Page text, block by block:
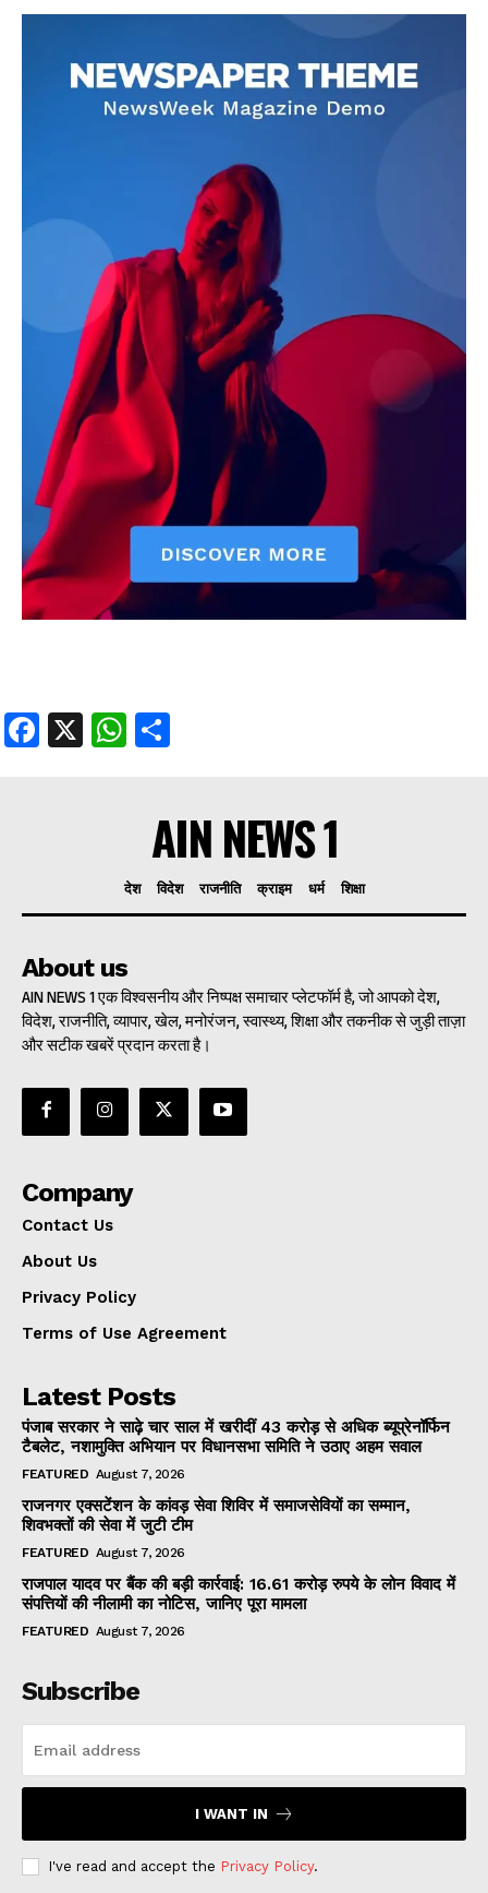
DOWNLOAD NOW
AIN NEWS 1
Contact Us
About Us
Privacy Policy
Terms of Use Agreement
Facebook
X WhatsApp
Share
Facebook
X WhatsApp
AIN NEWS 1
देश विदेश राजनीति क्राइम धर्म शिक्षा
About us
AIN NEWS 1 एक विश्वसनीय और निष्पक्ष समाचार प्लेटफॉर्म है, जो आपको देश,
विदेश, राजनीति, व्यापार, खेल, मनोरंजन, स्वास्थ्य, शिक्षा और तकनीक से जुड़ी ताज़ा
और सटीक खबरें प्रदान करता है।
Company
Contact Us
About Us
Privacy Policy
Terms of Use Agreement
Latest Posts
पंजाब सरकार ने साढ़े चार साल में खरीदीं 43 करोड़ से अधिक ब्यूप्रेनॉर्फिन
टैबलेट, नशामुक्ति अभियान पर विधानसभा समिति ने उठाए अहम सवाल
FEATURED August 7, 2026
राजनगर एक्सटेंशन के कांवड़ सेवा शिविर में समाजसेवियों का सम्मान,
शिवभक्तों की सेवा में जुटी टीम
FEATURED August 7, 2026
राजपाल यादव पर बैंक की बड़ी कार्रवाई: 16.61 करोड़ रुपये के लोन विवाद में
संपत्तियों की नीलामी का नोटिस, जानिए पूरा मामला
FEATURED August 7, 2026
Subscribe
I WANT IN
I've read and accept the Privacy Policy.